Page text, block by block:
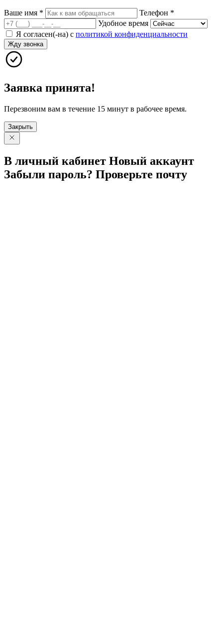
Ваше имя * Телефон *
Удобное время
Я согласен(-на) с политикой конфиденциальности
Жду звонка
Заявка принята!
Перезвоним вам в течение 15 минут в рабочее время.
Закрыть
В личный кабинет Новый аккаунт
Забыли пароль? Проверьте почту